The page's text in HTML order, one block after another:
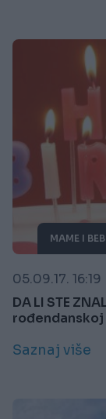
MAME I
05.09.17. 16:19
DA LI STE
Saznaj više